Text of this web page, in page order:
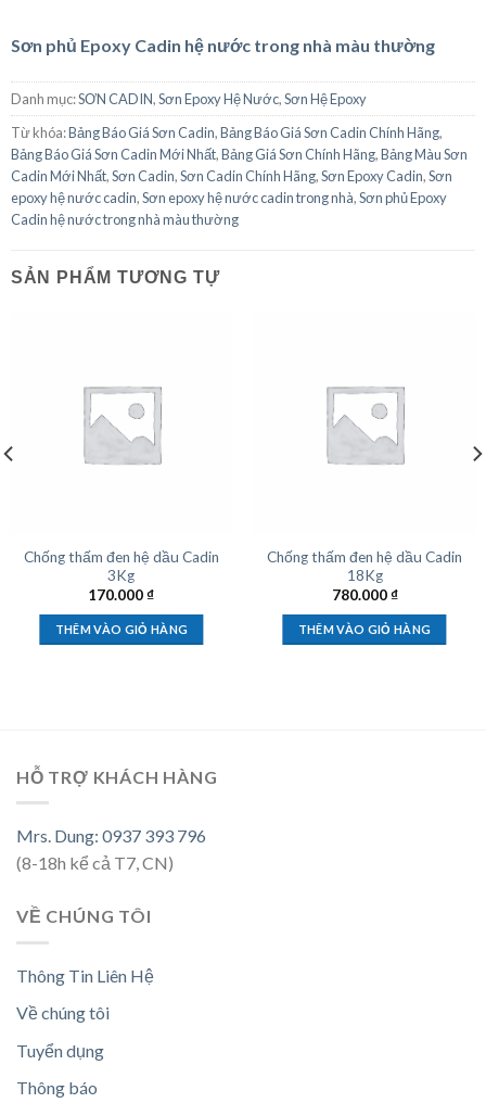
Sơn phủ Epoxy Cadin hệ nước trong nhà màu thường
Danh mục:SƠN CADIN,Sơn Epoxy Hệ Nước,Sơn Hệ Epoxy
Từ khóa:Bảng Báo Giá Sơn Cadin,Bảng Báo Giá Sơn Cadin Chính Hãng,
Bảng Báo Giá Sơn Cadin Mới Nhất,Bảng Giá Sơn Chính Hãng,Bảng Màu Sơn
Cadin Mới Nhất,Sơn Cadin,Sơn Cadin Chính Hãng,Sơn Epoxy Cadin,Sơn
epoxy hệ nước cadin,Sơn epoxy hệ nước cadin trong nhà,Sơn phủ Epoxy
Cadin hệ nước trong nhà màu thường
SẢN PHẨM TƯƠNG TỰ
Chống thấm đen hệ dầu Cadin
3Kg
170.000₫
THÊM VÀO GIỎ HÀNG
Chống thấm đen hệ dầu Cadin
18Kg
780.000₫
THÊM VÀO GIỎ HÀNG
HỖ TRỢ KHÁCH HÀNG
Mrs. Dung: 0937 393 796
(8-18h kể cả T7, CN)
VỀ CHÚNG TÔI
Thông Tin Liên Hệ
Về chúng tôi
Tuyển dụng
Thông báo